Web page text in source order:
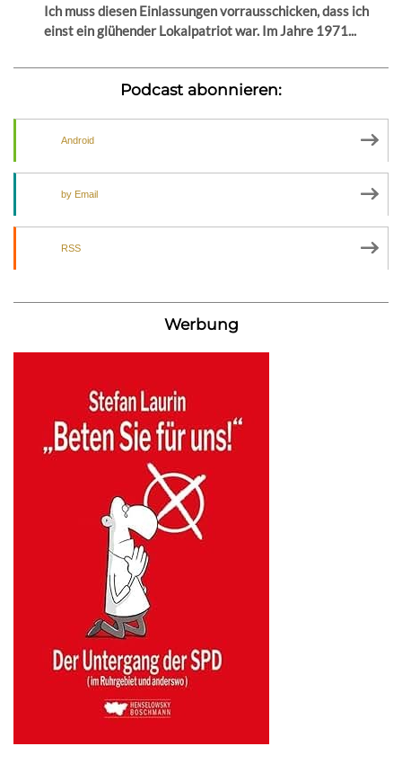
Ich muss diesen Einlassungen vorrausschicken, dass ich
einst ein glühender Lokalpatriot war. Im Jahre 1971...
Podcast abonnieren:
Android
by Email
RSS
Werbung